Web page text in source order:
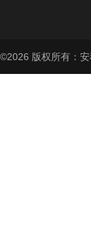
©2026 版权所有：